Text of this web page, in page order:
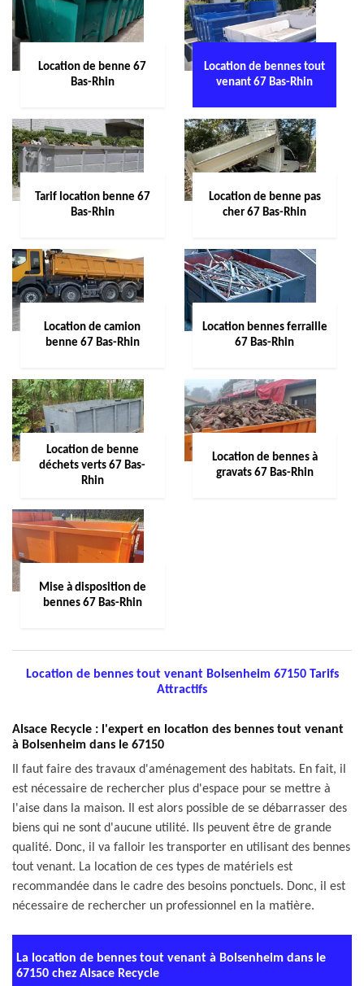
Location de benne 67
Bas-Rhin
Location de bennes tout
venant 67 Bas-Rhin
Tarif location benne 67
Bas-Rhin
Location de benne pas
cher 67 Bas-Rhin
Location de camion
benne 67 Bas-Rhin
Location bennes ferraille
67 Bas-Rhin
Location de benne
déchets verts 67 Bas-
Rhin
Location de bennes à
gravats 67 Bas-Rhin
Mise à disposition de
bennes 67 Bas-Rhin
Location de bennes tout venant Bolsenheim 67150 Tarifs
Attractifs
Alsace Recycle : l'expert en location des bennes tout venant
à Bolsenheim dans le 67150
Il faut faire des travaux d'aménagement des habitats. En fait, il
est nécessaire de rechercher plus d'espace pour se mettre à
l'aise dans la maison. Il est alors possible de se débarrasser des
biens qui ne sont d'aucune utilité. Ils peuvent être de grande
qualité. Donc, il va falloir les transporter en utilisant des bennes
tout venant. La location de ces types de matériels est
recommandée dans le cadre des besoins ponctuels. Donc, il est
nécessaire de rechercher un professionnel en la matière.
La location de bennes tout venant à Bolsenheim dans le
67150 chez Alsace Recycle